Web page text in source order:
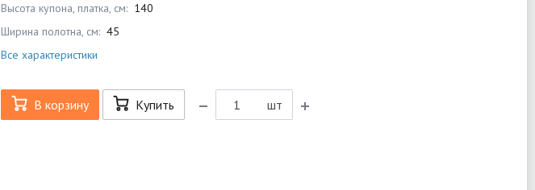
Высота купона, платка, см: 140
Ширина полотна, см: 45
Все характеристики
В корзину Купить шт